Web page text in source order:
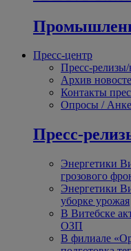
Пресс-центр
Пресс-релизы/
Архив
Контакты
Опросы /
Пресс-
Энергетики
грозового
Энергетики
уборке урожая
В Витебске
ОЗП
В филиале